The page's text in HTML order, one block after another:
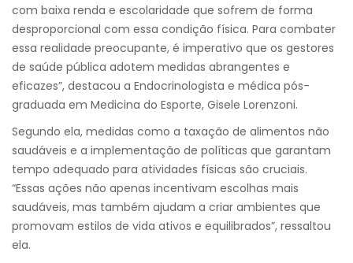
com baixa renda e escolaridade que sofrem de forma
desproporcional com essa condição física. Para combater
essa realidade preocupante, é imperativo que os gestores
de saúde pública adotem medidas abrangentes e
eficazes”, destacou a Endocrinologista e médica pós-
graduada em Medicina do Esporte, Gisele Lorenzoni.
Segundo ela, medidas como a taxação de alimentos não
saudáveis e a implementação de políticas que garantam
tempo adequado para atividades físicas são cruciais.
“Essas ações não apenas incentivam escolhas mais
saudáveis, mas também ajudam a criar ambientes que
promovam estilos de vida ativos e equilibrados”, ressaltou
ela.